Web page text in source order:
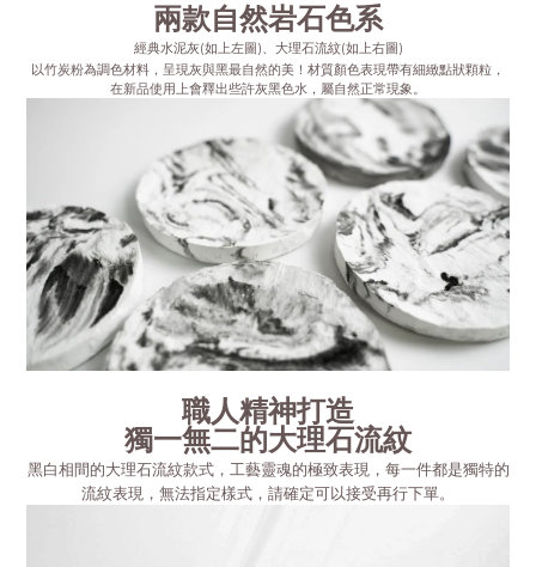
兩款自然岩石色系
經典水泥灰(如上左圖)、大理石流紋(如上右圖)
以竹炭粉為調色材料，呈現灰與黑最自然的美！材質顏色表現帶有細緻點狀顆粒，
在新品使用上會釋出些許灰黑色水，屬自然正常現象。
職人精神打造
獨一無二的大理石流紋
黑白相間的大理石流紋款式，工藝靈魂的極致表現，每一件都是獨特的
流紋表現，無法指定樣式，請確定可以接受再行下單。